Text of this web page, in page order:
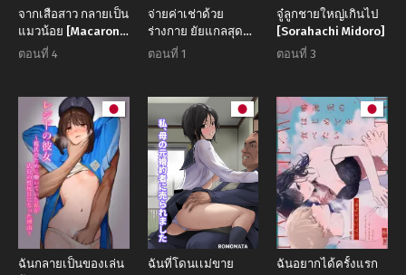
จากเสือสาว กลายเป็น
แมวน้อย [Macaron
Sugar]
ตอนที่ 4
จ่ายค่าเช่าด้วย
ร่างกาย ยัยแกลสุด
ฮอตเปิดเกมรุกคา
ตอนที่ 1
จู๋ลูกชายใหญ่เกินไป
[Sorahachi Midoro]
ตอนที่ 3
ฉันกลายเป็นของเล่น
ฉันที่โดนเเม่ขาย
ฉันอยากได้ครั้งแรก